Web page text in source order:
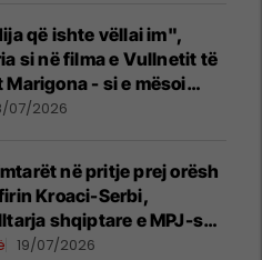
që ishte vëllai im",
si në filma e Vullnetit të
- si e mësoi
tij pas shumë vitesh që
07/2026
në pritje prej orësh
Kroaci-Serbi,
shqiptare e MPJ-së
tregon arsyet
19/07/2026